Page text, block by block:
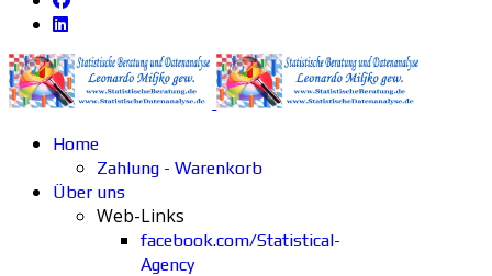
Home
Zahlung - Warenkorb
Über uns
Web-Links
facebook.com/Statistical-
Agency